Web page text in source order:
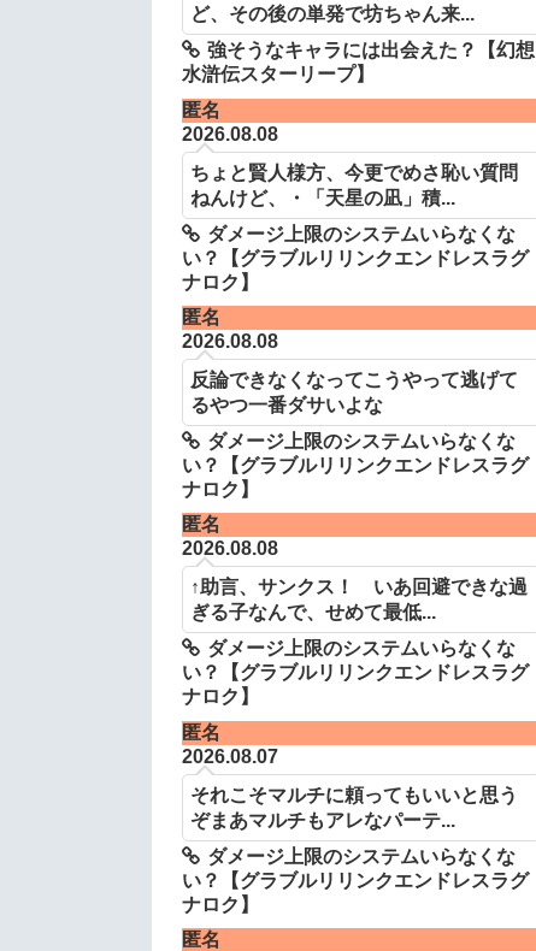
ど、その後の単発で坊ちゃん来...
強そうなキャラには出会えた？【幻想
水滸伝スターリープ】
匿名
2026.08.08
ちょと賢人様方、今更でめさ恥い質問
ねんけど、・「天星の凪」積...
ダメージ上限のシステムいらなくな
い？【グラブルリリンクエンドレスラグ
ナロク】
匿名
2026.08.08
反論できなくなってこうやって逃げて
るやつ一番ダサいよな
ダメージ上限のシステムいらなくな
い？【グラブルリリンクエンドレスラグ
ナロク】
匿名
2026.08.08
↑助言、サンクス！ いあ回避できな過
ぎる子なんで、せめて最低...
ダメージ上限のシステムいらなくな
い？【グラブルリリンクエンドレスラグ
ナロク】
匿名
2026.08.07
それこそマルチに頼ってもいいと思う
ぞまあマルチもアレなパーテ...
ダメージ上限のシステムいらなくな
い？【グラブルリリンクエンドレスラグ
ナロク】
匿名